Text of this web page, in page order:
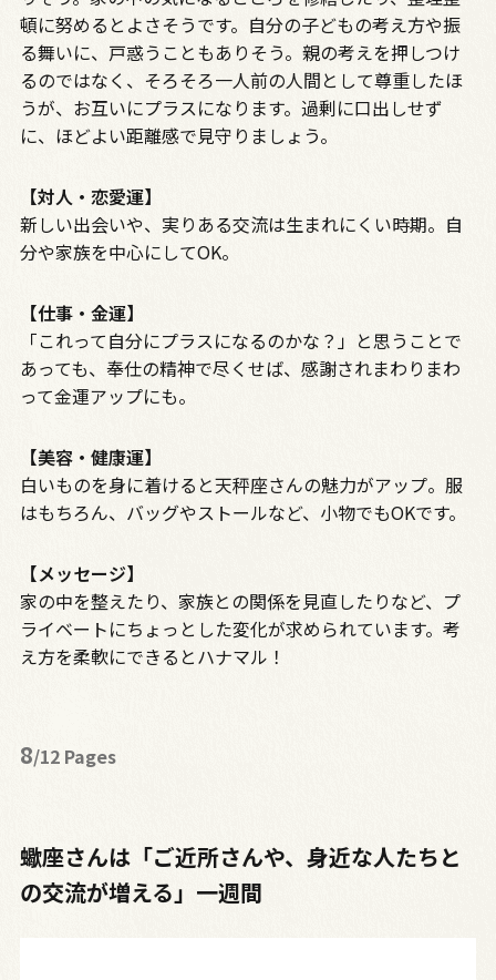
頓に努めるとよさそうです。自分の子どもの考え方や振
る舞いに、戸惑うこともありそう。親の考えを押しつけ
るのではなく、そろそろ一人前の人間として尊重したほ
うが、お互いにプラスになります。過剰に口出しせず
に、ほどよい距離感で見守りましょう。
【対人・恋愛運】
新しい出会いや、実りある交流は生まれにくい時期。自
分や家族を中心にしてOK。
【仕事・金運】
「これって自分にプラスになるのかな？」と思うことで
あっても、奉仕の精神で尽くせば、感謝されまわりまわ
って金運アップにも。
【美容・健康運】
白いものを身に着けると天秤座さんの魅力がアップ。服
はもちろん、バッグやストールなど、小物でもOKです。
【メッセージ】
家の中を整えたり、家族との関係を見直したりなど、プ
ライベートにちょっとした変化が求められています。考
え方を柔軟にできるとハナマル！
8/12 Pages
蠍座さんは「ご近所さんや、身近な人たちと
の交流が増える」一週間